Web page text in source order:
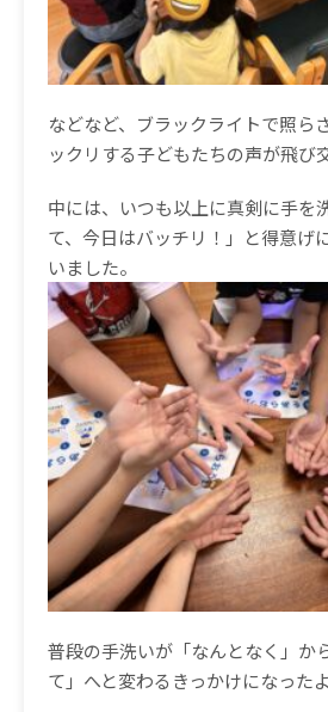
などなど、ブラックライトで照ら
ックリする子どもたちの声が飛び
中には、いつも以上に真剣に手を
て、今日はバッチリ！」と得意げ
いました。
普段の手洗いが「なんとなく」か
て」へと変わるきっかけになった